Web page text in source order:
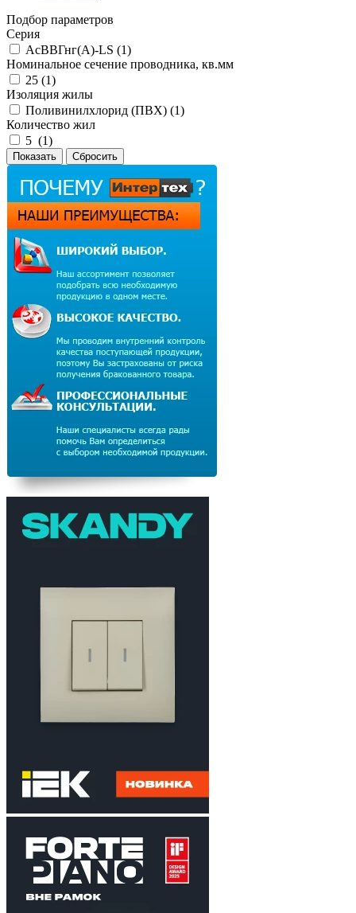
Подбор параметров
Серия
АсВВГнг(А)-LS (1)
Номинальное сечение проводника, кв.мм
25 (1)
Изоляция жилы
Поливинилхлорид (ПВХ) (1)
Количество жил
5 (1)